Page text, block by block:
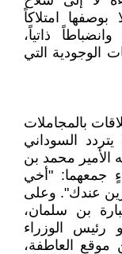
بوصفها امتلاكاً
ذاتياً،
الوجودية التي
بالمجاملات
السوداني
الأمير محمد بن
جمعهما: "أخي
عندك". وعلى
بن سلمان،
رئيس الوزراء
موقع العاطفة،